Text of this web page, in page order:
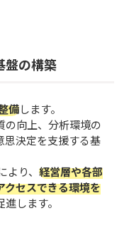
盤の構築
備します。
の向上、分析環境の
思決定を支援する基
り、 経営層や各部
クセスできる環境を
します。